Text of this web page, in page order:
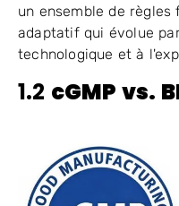
un ensemble de
adaptatif qui évolue
technologique et à
1.2 cGMP vs.